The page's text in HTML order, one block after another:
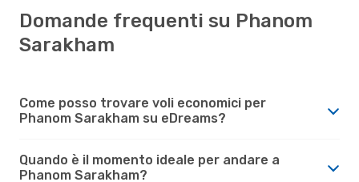
Domande frequenti su Phanom
Sarakham
Come posso trovare voli economici per
Phanom Sarakham su eDreams?
Quando è il momento ideale per andare a
Phanom Sarakham?